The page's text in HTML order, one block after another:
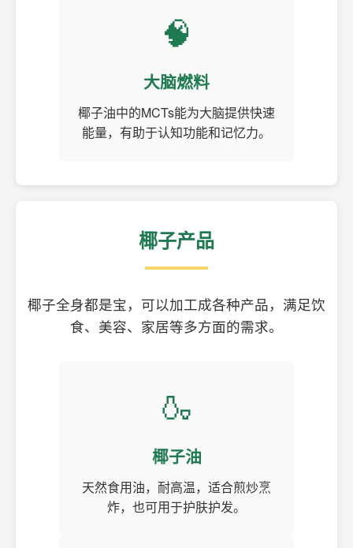
🧠
大脑燃料
椰子油中的MCTs能为大脑提供快速
能量，有助于认知功能和记忆力。
椰子产品
椰子全身都是宝，可以加工成各种产品，满足饮
食、美容、家居等多方面的需求。
🍶
椰子油
天然食用油，耐高温，适合煎炒烹
炸，也可用于护肤护发。